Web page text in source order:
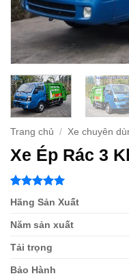
Trang chủ / Xe chuyên
Xe Ép Rác 3
5trên 5
dựa trên
1
đánh giá
Hãng Sản Xuất
Năm sản xuất
Tải trọng
Bảo Hành